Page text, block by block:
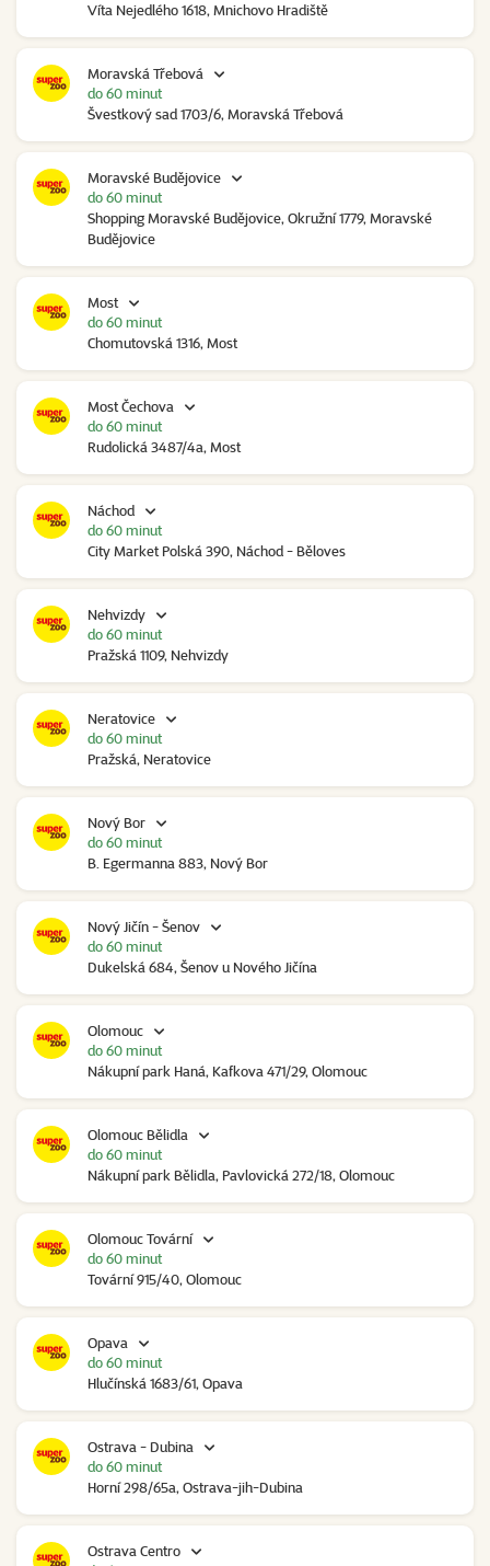
Víta Nejedlého 1618, Mnichovo Hradiště
Moravská Třebová
Švestkový sad 1703/6, Moravská Třebová
do 60 minut
Moravské Budějovice
Shopping Moravské Budějovice, Okružní 1779, Moravské
Budějovice
do 60 minut
Most
Chomutovská 1316, Most
do 60 minut
Most Čechova
Rudolická 3487/4a, Most
do 60 minut
Náchod
City Market Polská 390, Náchod - Běloves
do 60 minut
Nehvizdy
Pražská 1109, Nehvizdy
do 60 minut
Neratovice
Pražská, Neratovice
do 60 minut
Nový Bor
B. Egermanna 883, Nový Bor
do 60 minut
Nový Jičín - Šenov
Dukelská 684, Šenov u Nového Jičína
do 60 minut
Olomouc
Nákupní park Haná, Kafkova 471/29, Olomouc
do 60 minut
Olomouc Bělidla
Nákupní park Bělidla, Pavlovická 272/18, Olomouc
do 60 minut
Olomouc Tovární
Tovární 915/40, Olomouc
do 60 minut
Opava
Hlučínská 1683/61, Opava
do 60 minut
Ostrava - Dubina
Horní 298/65a, Ostrava-jih-Dubina
do 60 minut
Ostrava Centro